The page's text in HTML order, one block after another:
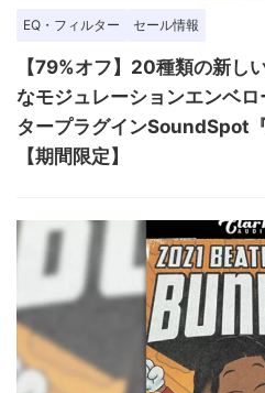
EQ・フィルター セール情報
【79%オフ】20種類の新し
なモジュレーションエンベ
タープラグインSoundSpot
【期間限定】